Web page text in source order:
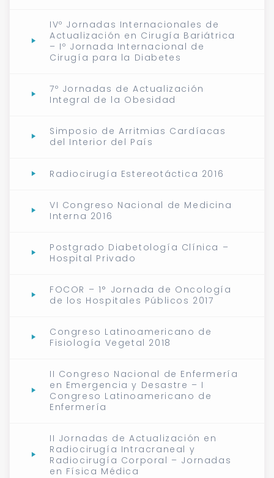
IVº Jornadas Internacionales de
Actualización en Cirugía Bariátrica
– Iº Jornada Internacional de
Cirugía para la Diabetes
7º Jornadas de Actualización
Integral de la Obesidad
Simposio de Arritmias Cardíacas
del Interior del País
Radiocirugía Estereotáctica 2016
VI Congreso Nacional de Medicina
Interna 2016
Postgrado Diabetología Clínica –
Hospital Privado
FOCOR – 1° Jornada de Oncología
de los Hospitales Públicos 2017
Congreso Latinoamericano de
Fisiología Vegetal 2018
II Congreso Nacional de Enfermería
en Emergencia y Desastre – I
Congreso Latinoamericano de
Enfermería
II Jornadas de Actualización en
Radiocirugía Intracraneal y
Radiocirugía Corporal – Jornadas
en Física Médica